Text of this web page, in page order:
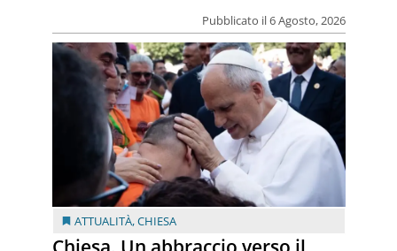
Pubblicato il 6 Agosto, 2026
ATTUALITÀ,CHIESA